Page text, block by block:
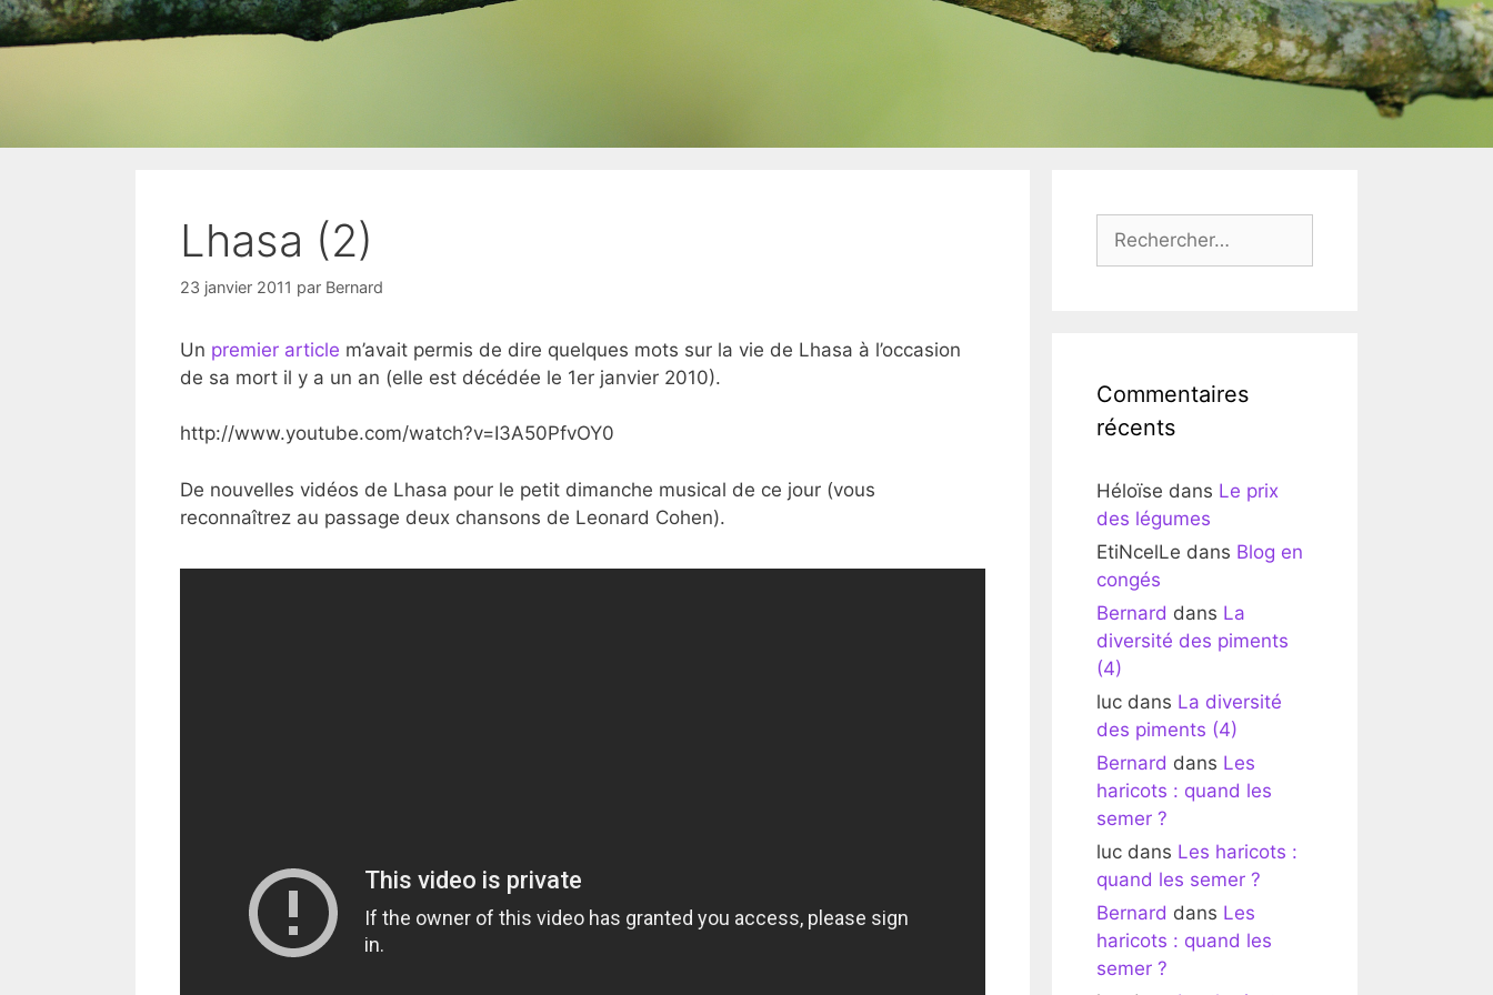
Lhasa (2)
23 janvier 2011 par Bernard
Un premier article m’avait permis de dire quelques mots sur la vie de Lhasa à l’occasion
de sa mort il y a un an (elle est décédée le 1er janvier 2010).
http://www.youtube.com/watch?v=I3A50PfvOY0
De nouvelles vidéos de Lhasa pour le petit dimanche musical de ce jour (vous
reconnaîtrez au passage deux chansons de Leonard Cohen).
Commentaires
récents
Héloïse dans Le prix
des légumes
EtiNcelLe dans Blog en
congés
Bernard dans La
diversité des piments
(4)
luc dans La diversité
des piments (4)
Bernard dans Les
haricots : quand les
semer ?
luc dans Les haricots :
quand les semer ?
Bernard dans Les
haricots : quand les
semer ?